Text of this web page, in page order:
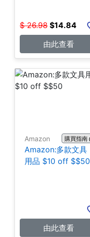
$ 26.98 $14.84
由此查看
Amazon 購買指南
Amazon:多款文具
用品 $10 off $$50
由此查看